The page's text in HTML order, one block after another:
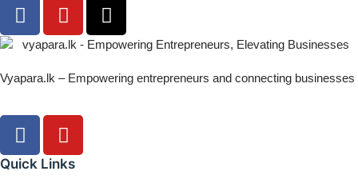
Vyapara.lk – Empowering entrepreneurs and connecting businesses
Quick Links